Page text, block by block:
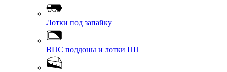
Лотки под запайку
ВПС поддоны и лотки ПП